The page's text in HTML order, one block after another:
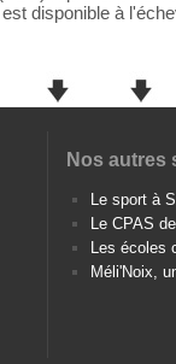
disponible à
Nos autres
Le sport à
Le CPAS
Les écoles
Méli'Noix,